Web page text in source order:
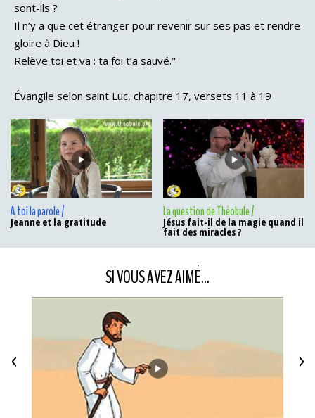
sont-ils ?
Il n’y a que cet étranger pour revenir sur ses pas et rendre
gloire à Dieu !
Relève toi et va : ta foi t’a sauvé."
Évangile selon saint Luc, chapitre 17, versets 11 à 19
A toi la parole /
Jeanne et la gratitude
La question de Théobule /
Jésus fait-il de la magie quand il
fait des miracles ?
SI VOUS AVEZ AIMÉ...
< >